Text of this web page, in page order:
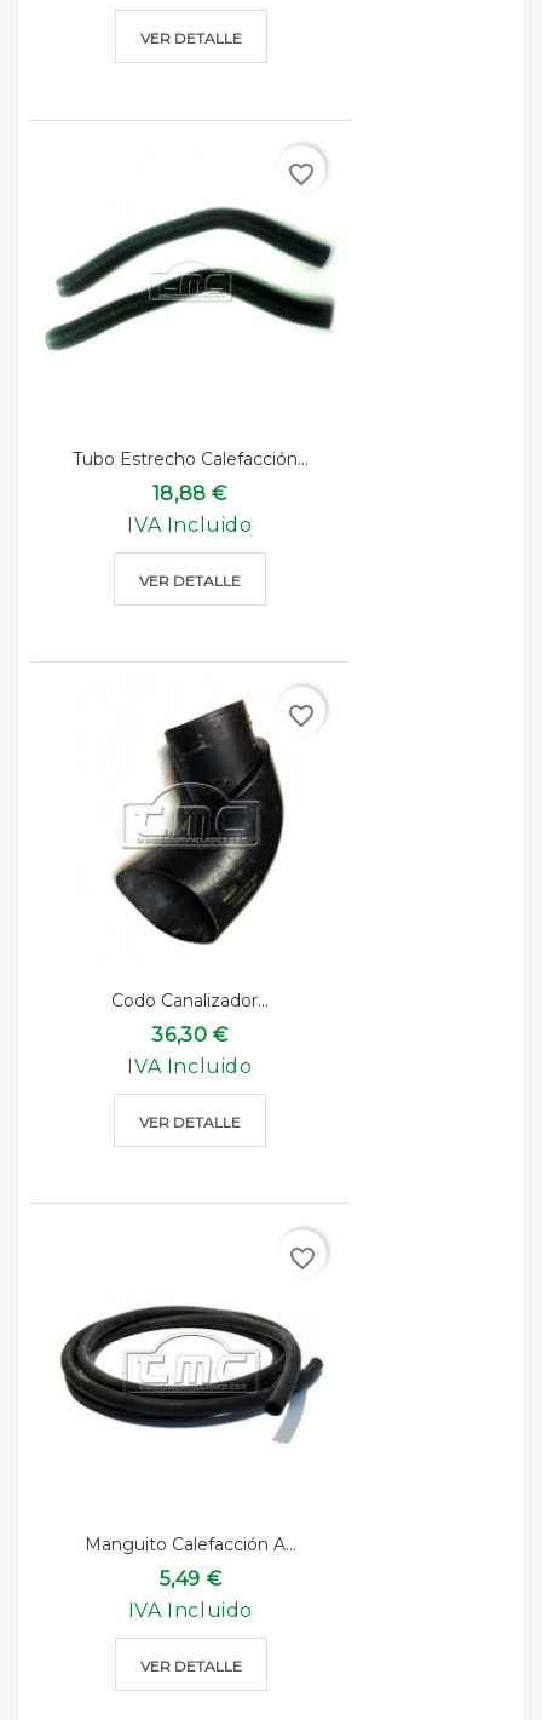
VER DETALLE
Tubo Estrecho Calefacción...
18,88 €
IVA Incluido
VER DETALLE
favorite_border
Codo Canalizador...
36,30 €
IVA Incluido
VER DETALLE
favorite_border
Manguito Calefacción A...
5,49 €
IVA Incluido
VER DETALLE
favorite_border